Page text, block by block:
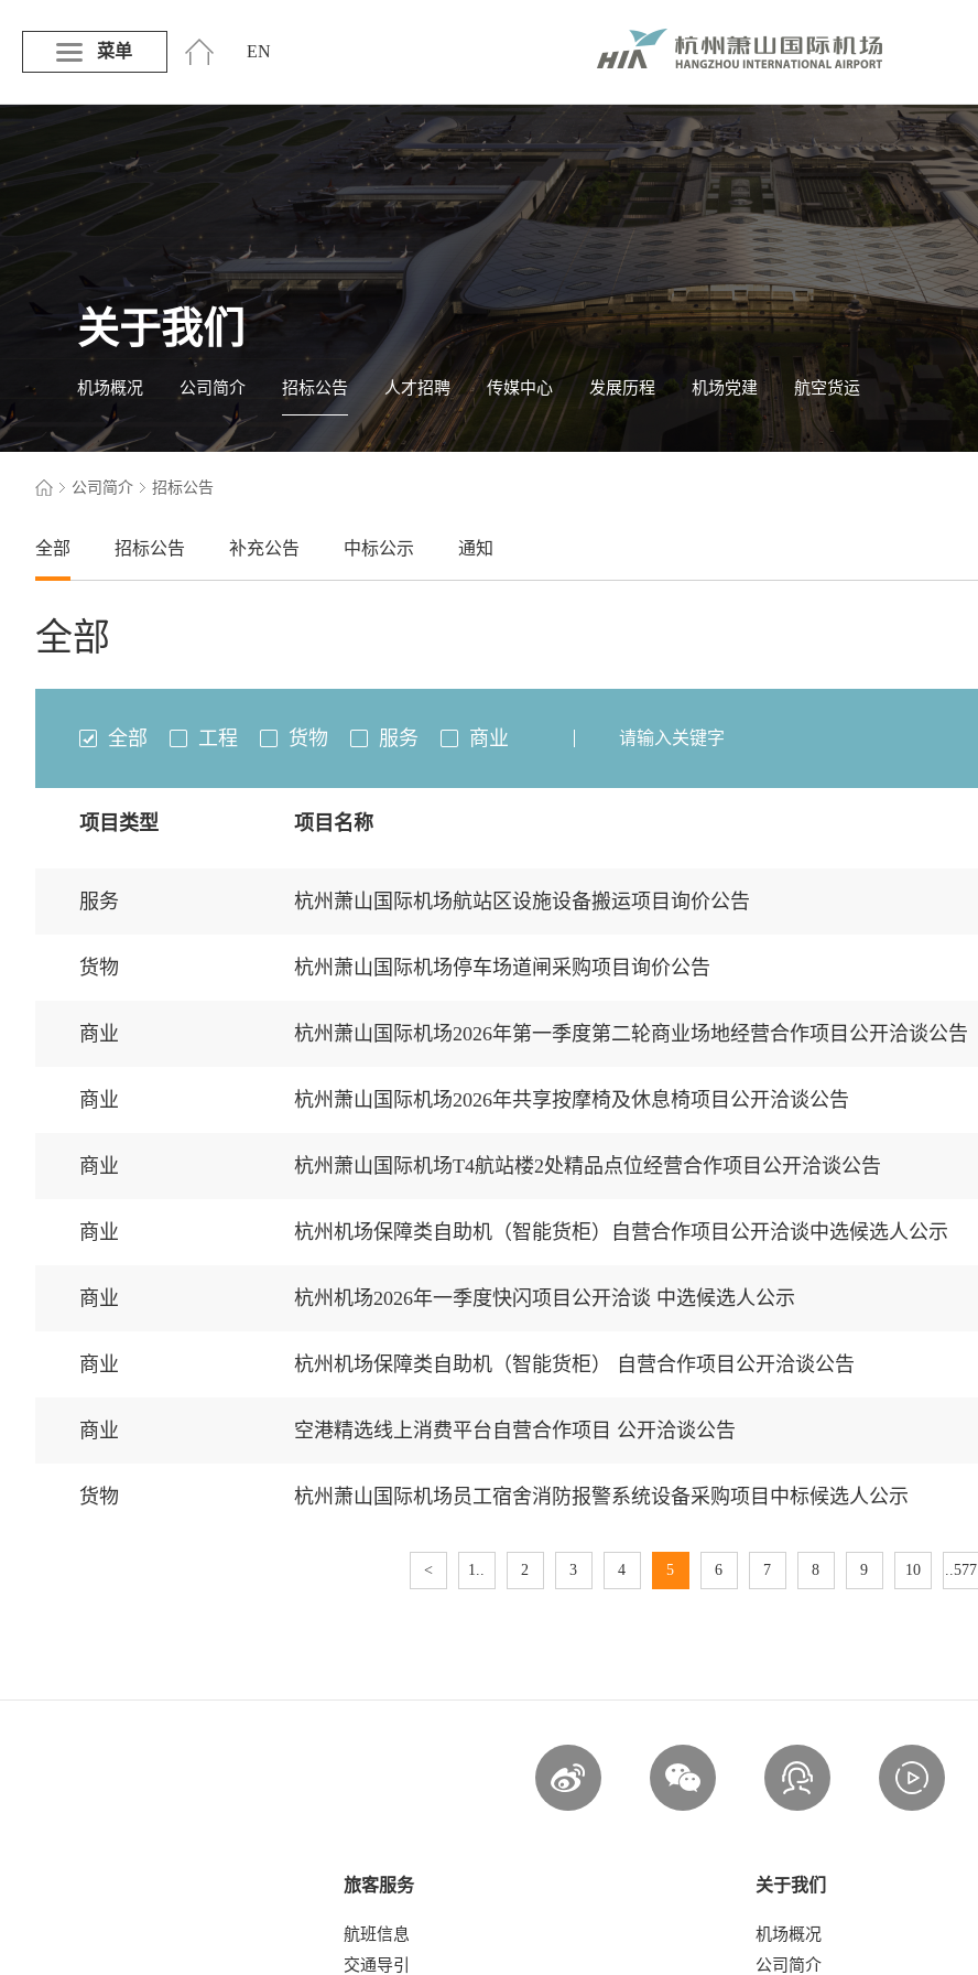
菜单 EN
关于我们
机场概况 公司简介 招标公告 人才招聘 传媒中心 发展历程 机场党建 航空货运
公司简介 招标公告
全部 招标公告 补充公告 中标公示 通知
全部
全部 工程 货物 服务 商业
项目类型 项目名称
服务 杭州萧山国际机场航站区设施设备搬运项目询价公告
货物 杭州萧山国际机场停车场道闸采购项目询价公告
商业 杭州萧山国际机场2026年第一季度第二轮商业场地经营合作项目公开洽谈公告
商业 杭州萧山国际机场2026年共享按摩椅及休息椅项目公开洽谈公告
商业 杭州萧山国际机场T4航站楼2处精品点位经营合作项目公开洽谈公告
商业 杭州机场保障类自助机（智能货柜）自营合作项目公开洽谈中选候选人公示
商业 杭州机场2026年一季度快闪项目公开洽谈 中选候选人公示
商业 杭州机场保障类自助机（智能货柜） 自营合作项目公开洽谈公告
商业 空港精选线上消费平台自营合作项目 公开洽谈公告
货物 杭州萧山国际机场员工宿舍消防报警系统设备采购项目中标候选人公示
< 1.. 2 3 4 5 6 7 8 9 10 ..577
旅客服务
航班信息
交通导引
关于我们
机场概况
公司简介